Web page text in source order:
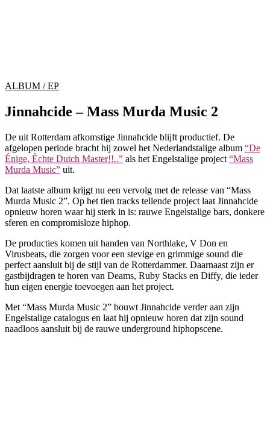
ALBUM / EP
Jinnahcide – Mass Murda Music 2
De uit Rotterdam afkomstige Jinnahcide blijft productief. De
afgelopen periode bracht hij zowel het Nederlandstalige album “De
Énige, Èchte Dutch Master!!..” als het Engelstalige project “Mass
Murda Music” uit.
Dat laatste album krijgt nu een vervolg met de release van “Mass
Murda Music 2”. Op het tien tracks tellende project laat Jinnahcide
opnieuw horen waar hij sterk in is: rauwe Engelstalige bars, donkere
sferen en compromisloze hiphop.
De producties komen uit handen van Northlake, V Don en
Virusbeats, die zorgen voor een stevige en grimmige sound die
perfect aansluit bij de stijl van de Rotterdammer. Daarnaast zijn er
gastbijdragen te horen van Deams, Ruby Stacks en Diffy, die ieder
hun eigen energie toevoegen aan het project.
Met “Mass Murda Music 2” bouwt Jinnahcide verder aan zijn
Engelstalige catalogus en laat hij opnieuw horen dat zijn sound
naadloos aansluit bij de rauwe underground hiphopscene.